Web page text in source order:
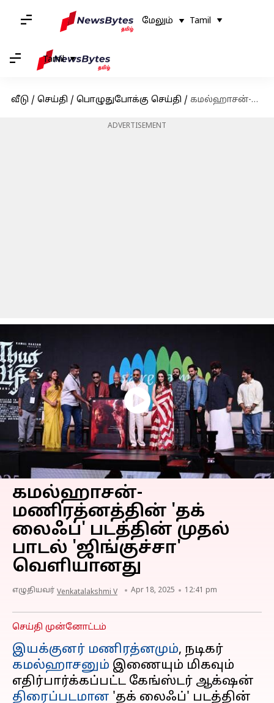
மேலும் Tamil
Tamil
வீடு / செய்தி / பொழுதுபோக்கு செய்தி / கமல்ஹாசன்-மணிரத்னத்தின் 'தக் லைஃப்' படத்தின் முதல் பாடல் 'ஜிங்குச்சா' வெளியானது
ADVERTISEMENT
கமல்ஹாசன்-
மணிரத்னத்தின் 'தக்
லைஃப்' படத்தின் முதல்
பாடல் 'ஜிங்குச்சா'
வெளியானது
எழுதியவர் Venkatalakshmi V Apr 18, 2025 12:41 pm
செய்தி முன்னோட்டம்
இயக்குனர் மணிரத்னமும், நடிகர்
கமல்ஹாசனும் இணையும் மிகவும்
எதிர்பார்க்கப்பட்ட கேங்ஸ்டர் ஆக்‌ஷன்
திரைப்படமான 'தக் லைஃப்' படத்தின்